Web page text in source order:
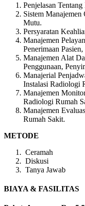
Penjelasan
Sistem Manajemen
Mutu.
Persyaratan
Manajemen
Penerimaan
Manajemen Alat
Penggunaan,
Manajerial
Instalasi Radiologi
Manajemen
Radiologi Rumah
Manajemen
Rumah Sakit.
METODE
Ceramah
Diskusi
Tanya Jawab
BIAYA & FASILITAS